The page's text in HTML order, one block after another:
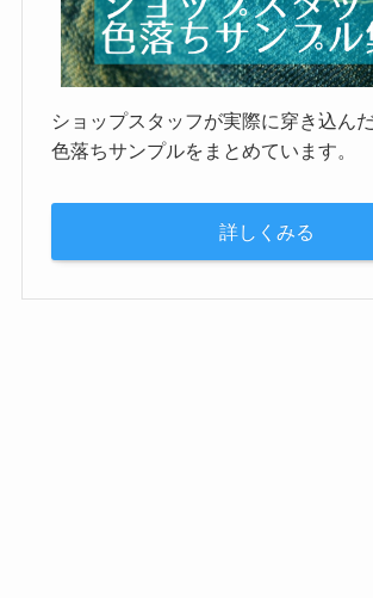
ショップスタッフが実際に穿き込ん
色落ちサンプルをまとめています。
詳しくみる